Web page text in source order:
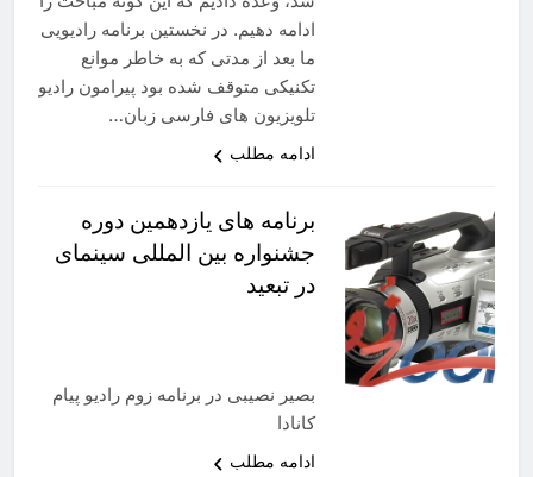
ادامه دهیم. در نخستین برنامه رادیویی
ما بعد از مدتی که به خاطر موانع
تکنیکی متوقف شده بود پیرامون رادیو
تلویزیون های فارسی زبان…
ادامه مطلب
برنامه های یازدهمین دوره
جشنواره بین المللی سینمای
در تبعید
بصیر نصیبی در برنامه زوم رادیو پیام
کانادا
ادامه مطلب